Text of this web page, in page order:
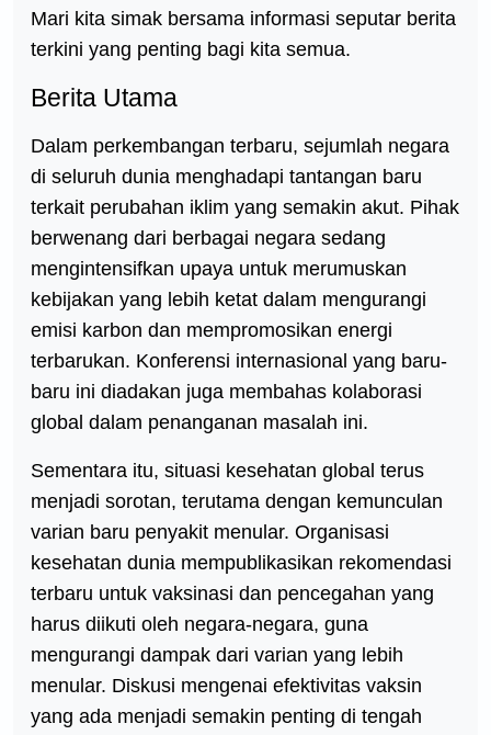
Mari kita simak bersama informasi seputar berita
terkini yang penting bagi kita semua.
Berita Utama
Dalam perkembangan terbaru, sejumlah negara
di seluruh dunia menghadapi tantangan baru
terkait perubahan iklim yang semakin akut. Pihak
berwenang dari berbagai negara sedang
mengintensifkan upaya untuk merumuskan
kebijakan yang lebih ketat dalam mengurangi
emisi karbon dan mempromosikan energi
terbarukan. Konferensi internasional yang baru-
baru ini diadakan juga membahas kolaborasi
global dalam penanganan masalah ini.
Sementara itu, situasi kesehatan global terus
menjadi sorotan, terutama dengan kemunculan
varian baru penyakit menular. Organisasi
kesehatan dunia mempublikasikan rekomendasi
terbaru untuk vaksinasi dan pencegahan yang
harus diikuti oleh negara-negara, guna
mengurangi dampak dari varian yang lebih
menular. Diskusi mengenai efektivitas vaksin
yang ada menjadi semakin penting di tengah